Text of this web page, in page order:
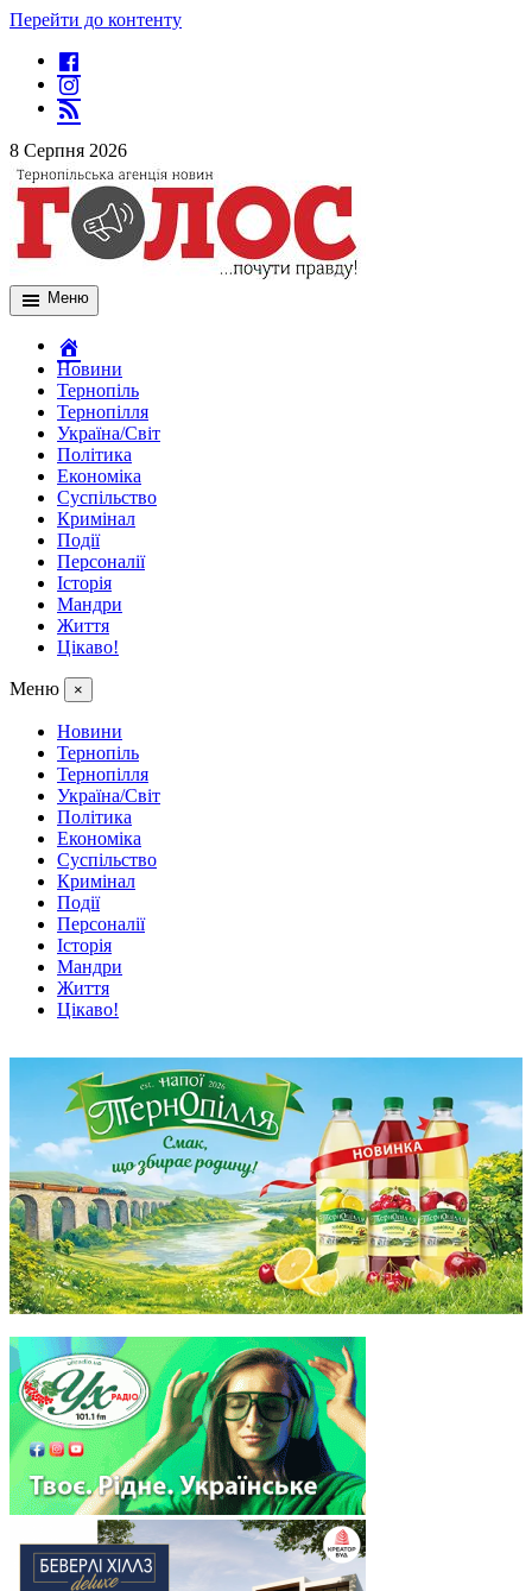
Перейти до контенту
8 Серпня 2026
Меню
Новини
Тернопіль
Тернопілля
Україна/Світ
Політика
Економіка
Суспільство
Кримінал
Події
Персоналії
Історія
Мандри
Життя
Цікаво!
Меню ×
Новини
Тернопіль
Тернопілля
Україна/Світ
Політика
Економіка
Суспільство
Кримінал
Події
Персоналії
Історія
Мандри
Життя
Цікаво!